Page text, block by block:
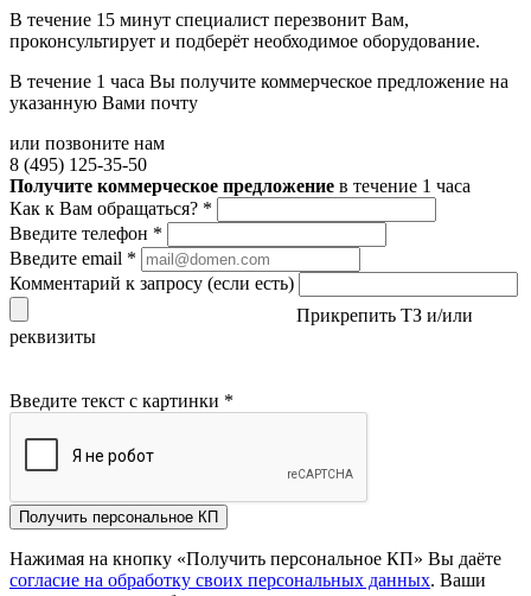
В течение 15 минут специалист перезвонит Вам,
проконсультирует и подберёт необходимое оборудование.
В течение 1 часа Вы получите коммерческое предложение на
указанную Вами почту
или позвоните нам
8 (495) 125-35-50
Получите коммерческое предложение в течение 1 часа
Как к Вам обращаться? *
Введите телефон *
Введите email *
Комментарий к запросу (если есть)
Прикрепить ТЗ и/или
реквизиты
Введите текст с картинки *
Получить персональное КП
Нажимая на кнопку «Получить персональное КП» Вы даёте
согласие на обработку своих персональных данных. Ваши